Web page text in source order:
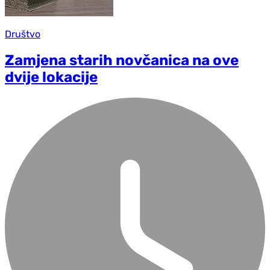
Društvo
Zamjena starih novčanica na ove
dvije lokacije